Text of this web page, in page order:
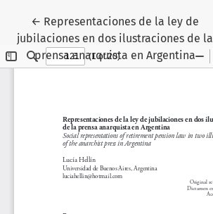
← Volver a los detalles del artículo
Representaciones de la ley de
jubilaciones en dos ilustraciones de la
prensa anarquista en Argentina